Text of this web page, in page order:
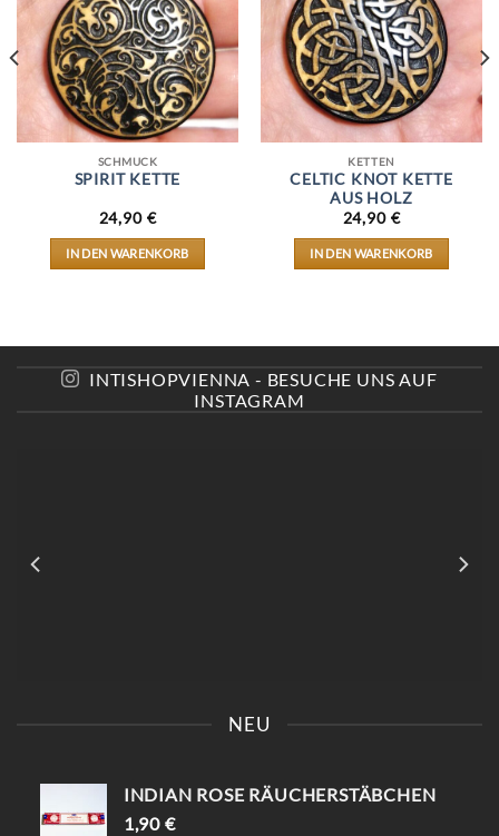
SCHMUCK
SPIRIT KETTE
24,90 €
IN DEN WARENKORB
KETTEN
CELTIC KNOT KETTE
AUS HOLZ
24,90 €
IN DEN WARENKORB
INTISHOPVIENNA - BESUCHE UNS AUF
INSTAGRAM
NEU
INDIAN ROSE RÄUCHERSTÄBCHEN
1,90 €